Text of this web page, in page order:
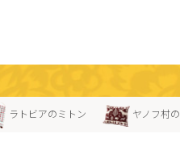
ラトビアのミトン ヤノフ村